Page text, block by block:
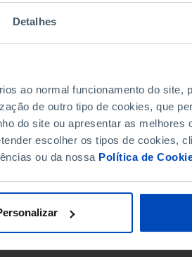
Detalhes
ao normal funcionamento do site,
de outro tipo de cookies, que
do site ou apresentar as melhores
escolher os tipos de cookies,
ou da nossa Política de